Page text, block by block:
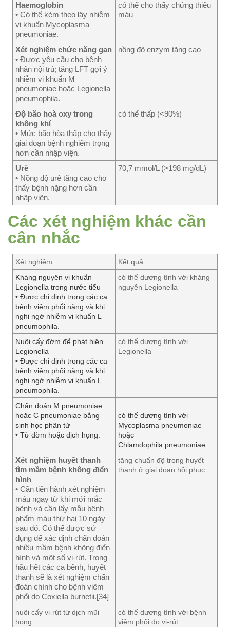
Haemoglobin
• Có thể kèm theo lây nhiễm
vi khuẩn Mycoplasma
pneumoniae.
có thể cho thấy chứng thiếu
máu
Xét nghiệm chức năng gan
• Được yêu cầu cho bệnh
nhân nội trú; tăng LFT gợi ý
nhiễm vi khuẩn M
pneumoniae hoặc Legionella
pneumophila.
nồng độ enzym tăng cao
Độ bão hoà oxy trong
không khí
• Mức bão hòa thấp cho thấy
giai đoạn bệnh nghiêm trọng
hơn cần nhập viện.
có thể thấp (<90%)
Urê
• Nồng độ urê tăng cao cho
thấy bệnh nặng hơn cần
nhập viện.
70,7 mmol/L (>198 mg/dL)
Các xét nghiệm khác cần
cân nhắc
Xét nghiệm
Kết quả
Kháng nguyên vi khuẩn
Legionella trong nước tiểu
• Được chỉ định trong các ca
bệnh viêm phổi nặng và khi
nghi ngờ nhiễm vi khuẩn L
pneumophila.
có thể dương tính với kháng
nguyên Legionella
Nuôi cấy đờm để phát hiện
Legionella
• Được chỉ định trong các ca
bệnh viêm phổi nặng và khi
nghi ngờ nhiễm vi khuẩn L
pneumophila.
có thể dương tính với
Legionella
Chẩn đoán M pneumoniae
hoặc C pneumoniae bằng
sinh học phân tử
• Từ đờm hoặc dịch họng.
có thể dương tính với
Mycoplasma pneumoniae
hoặc
Chlamdophila pneumoniae
Xét nghiệm huyết thanh
tìm mầm bệnh không điển
hình
• Cần tiến hành xét nghiệm
máu ngay từ khi mới mắc
bệnh và cần lấy mẫu bệnh
phẩm máu thứ hai 10 ngày
sau đó. Có thể được sử
dụng để xác định chẩn đoán
nhiều mầm bệnh không điển
hình và một số vi-rút. Trong
hầu hết các ca bệnh, huyết
thanh sẽ là xét nghiệm chẩn
đoán chính cho bệnh viêm
phổi do Coxiella burnetii.[34]
tăng chuẩn độ trong huyết
thanh ở giai đoạn hồi phục
nuôi cấy vi-rút từ dịch mũi
họng
có thể dương tính với bệnh
viêm phổi do vi-rút